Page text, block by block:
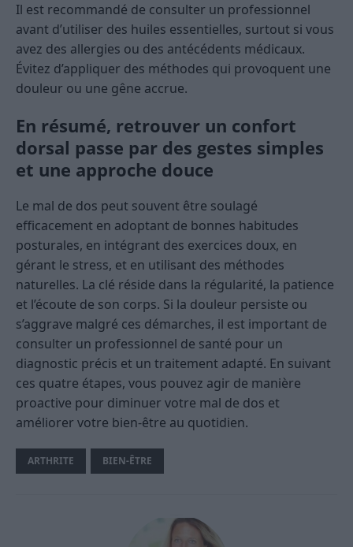
Il est recommandé de consulter un professionnel
avant d’utiliser des huiles essentielles, surtout si vous
avez des allergies ou des antécédents médicaux.
Évitez d’appliquer des méthodes qui provoquent une
douleur ou une gêne accrue.
En résumé, retrouver un confort
dorsal passe par des gestes simples
et une approche douce
Le mal de dos peut souvent être soulagé
efficacement en adoptant de bonnes habitudes
posturales, en intégrant des exercices doux, en
gérant le stress, et en utilisant des méthodes
naturelles. La clé réside dans la régularité, la patience
et l’écoute de son corps. Si la douleur persiste ou
s’aggrave malgré ces démarches, il est important de
consulter un professionnel de santé pour un
diagnostic précis et un traitement adapté. En suivant
ces quatre étapes, vous pouvez agir de manière
proactive pour diminuer votre mal de dos et
améliorer votre bien-être au quotidien.
ARTHRITE BIEN-ÊTRE